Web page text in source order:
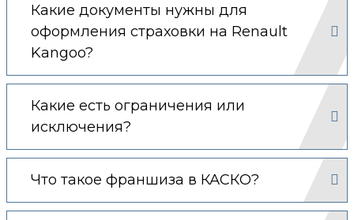
Какие документы нужны для
оформления страховки на Renault
Kangoo?
Какие есть ограничения или
исключения?
Что такое франшиза в КАСКО?